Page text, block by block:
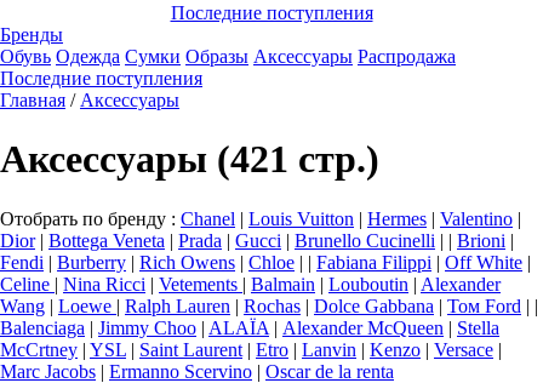
Последние поступления
Бренды
Обувь Одежда Сумки Образы Аксессуары Распродажа
Последние поступления
Главная / Аксессуары
Аксессуары (421 стр.)
Отобрать по бренду : Chanel | Louis Vuitton | Hermes | Valentino |
Dior| Bottega Veneta | Prada | Gucci | Brunello Сucinelli | | Brioni |
Fendi | Burberry | Rich Owens | Chloe | | Fabiana Filippi | Off White |
Celine | Nina Ricci | Vetements | Balmain | Louboutin | Alexander
Wang | Loewe | Ralph Lauren | Rochas | Dolce Gabbana | Том Ford | |
Balenciaga | Jimmy Choo | ALAÏA | Аlexander McQueen | Stella
McCrtney | YSL | Saint Laurent | Etro | Lanvin | Kenzo | Versace |
Marc Jacobs | Ermanno Scervino | Oscar de la renta